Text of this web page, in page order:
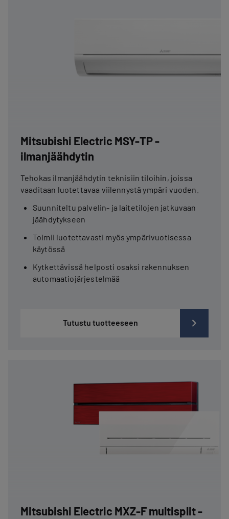
Mitsubishi Electric MSY-TP -
ilmanjäähdytin
Tehokas ilmanjäähdytin teknisiin tiloihin, joissa
vaaditaan luotettavaa viilennystä ympäri vuoden.
Suunniteltu palvelin- ja laitetilojen jatkuvaan
jäähdytykseen
Toimii luotettavasti myös ympärivuotisessa
käytössä
Kytkettävissä helposti osaksi rakennuksen
automaatiojärjestelmää
Tutustu tuotteeseen
Mitsubishi Electric MXZ-F multisplit -